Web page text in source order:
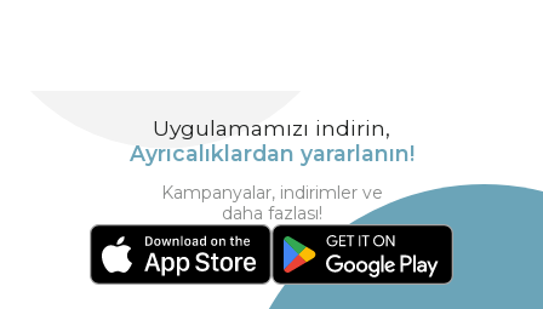
Uygulamamızı indirin,
Ayrıcalıklardan yararlanın!
Kampanyalar, indirimler ve
daha fazlası!